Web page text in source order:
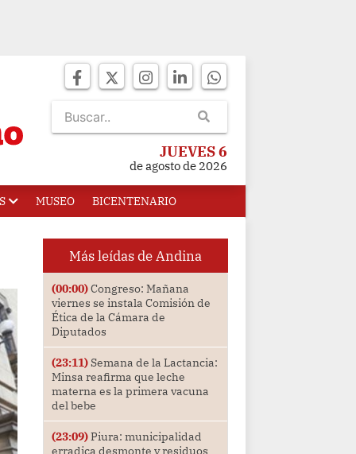
JUEVES 6
de agosto de 2026
MUSEO BICENTENARIO
Más leídas de Andina
(00:00)Congreso: Mañana
viernes se instala Comisión de
Ética de la Cámara de
Diputados
(23:11)Semana de la Lactancia:
Minsa reafirma que leche
materna es la primera vacuna
del bebe
(23:09)Piura: municipalidad
erradica desmonte y residuos